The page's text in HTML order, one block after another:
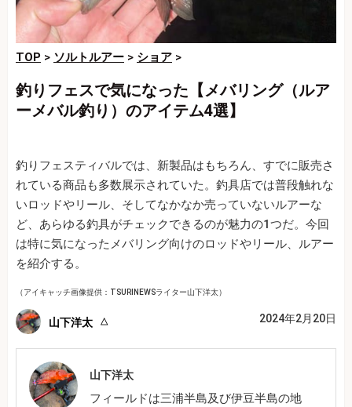
TOP > ソルトルアー > ショア >
釣りフェスで気になった【メバリング（ルア
ーメバル釣り）のアイテム4選】
釣りフェスティバルでは、新製品はもちろん、すでに販売さ
れている商品も多数展示されていた。釣具店では普段触れな
いロッドやリール、そしてなかなか売っていないルアーな
ど、あらゆる釣具がチェックできるのが魅力の1つだ。今回
は特に気になったメバリング向けのロッドやリール、ルアー
を紹介する。
（アイキャッチ画像提供：TSURINEWSライター山下洋太）
山下洋太 2024年2月20日
山下洋太
フィールドは三浦半島及び伊豆半島の地